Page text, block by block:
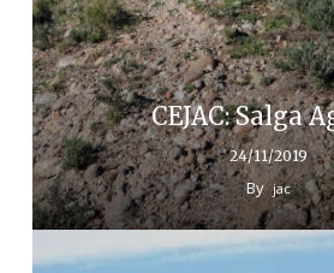
CEJAC: Salga
24/11/2019
By jac